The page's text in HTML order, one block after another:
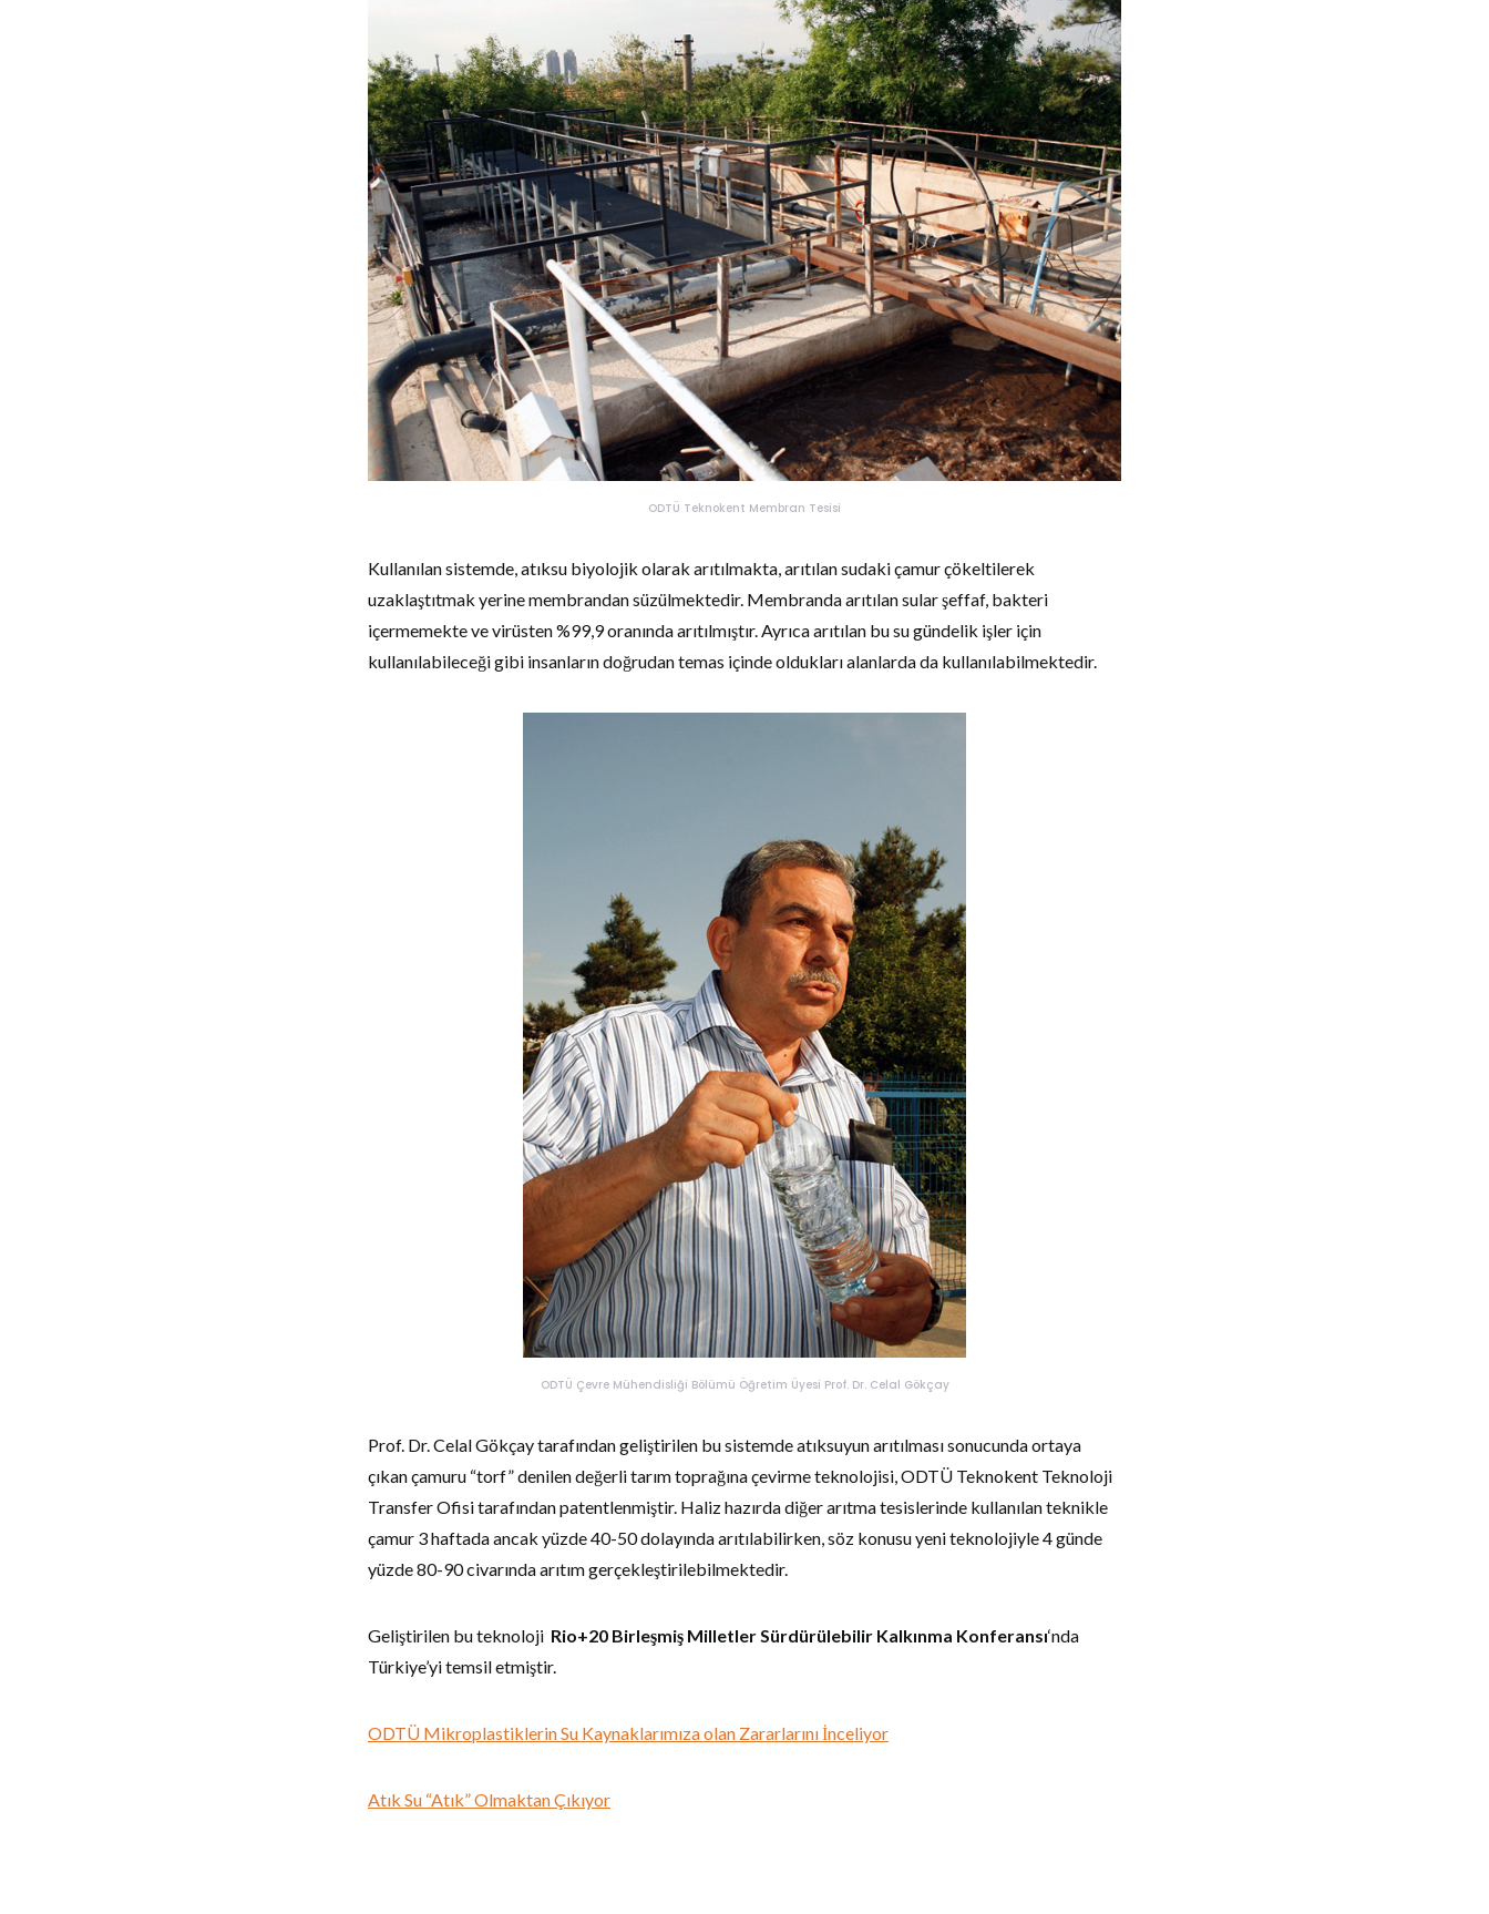
ODTÜ Teknokent Membran Tesisi
Kullanılan sistemde, atıksu biyolojik olarak arıtılmakta, arıtılan sudaki çamur çökeltilerek
uzaklaştıtmak yerine membrandan süzülmektedir. Membranda arıtılan sular şeffaf, bakteri
içermemekte ve virüsten %99,9 oranında arıtılmıştır. Ayrıca arıtılan bu su gündelik işler için
kullanılabileceği gibi insanların doğrudan temas içinde oldukları alanlarda da kullanılabilmektedir.
ODTÜ Çevre Mühendisliği Bölümü Öğretim Üyesi Prof. Dr. Celal Gökçay
Prof. Dr. Celal Gökçay tarafından geliştirilen bu sistemde atıksuyun arıtılması sonucunda ortaya
çıkan çamuru “torf” denilen değerli tarım toprağına çevirme teknolojisi, ODTÜ Teknokent Teknoloji
Transfer Ofisi tarafından patentlenmiştir. Haliz hazırda diğer arıtma tesislerinde kullanılan teknikle
çamur 3 haftada ancak yüzde 40-50 dolayında arıtılabilirken, söz konusu yeni teknolojiyle 4 günde
yüzde 80-90 civarında arıtım gerçekleştirilebilmektedir.
Geliştirilen bu teknoloji Rio+20 Birleşmiş Milletler Sürdürülebilir Kalkınma Konferansı‘nda
Türkiye’yi temsil etmiştir.
ODTÜ Mikroplastiklerin Su Kaynaklarımıza olan Zararlarını İnceliyor
Atık Su “Atık” Olmaktan Çıkıyor